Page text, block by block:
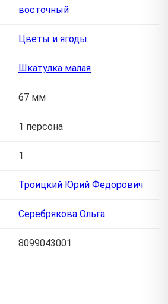
восточный
Цветы и ягоды
Шкатулка малая
67 мм
1 персона
1
Троицкий Юрий Федорович
Серебрякова Ольга
8099043001